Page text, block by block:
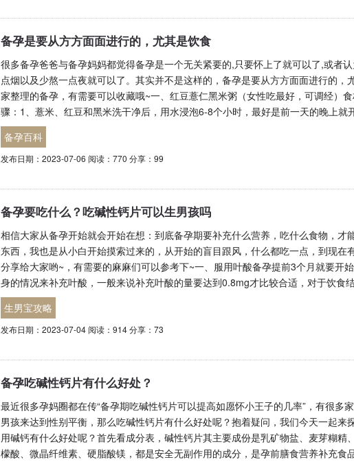
备孕是要从方方面面进行的，尤其是饮食
很多备孕爸爸与备孕妈妈都觉得备孕是一个无关紧要的,只要怀上了就可以了,或者
点烟以及少熬一点夜就可以了。其实并不是这样的，备孕是要从方方面面进行的，
家整理的备孕，有需要可以收藏哦~一、红豆薏仁黑米粥（女性吃最好，可调经）
骤：1、薏米、红豆和黑米洗干净后，用水浸泡6-8个小时，最好是前一天的晚上就
备孕百科
发布日期：2023-07-06 阅读：770 分享：99
备孕要吃什么？吃碱性钙片可以生男孩吗
相信大家从备孕开始就会开始在想：到底备孕期要补充什么营养，吃什么食物，才
东西，我也是从小白开始摸索过来的，从开始的盲目跟风，什么都吃一点，到现在
分享给大家哟~，有需要的麻麻们可以参考下~一、服用叶酸备孕提前3个月就要开
身的情况来补充叶酸，一般来说补充叶酸的量要达到0.8mg才比较合适，对于饮食
生男宝攻略
发布日期：2023-07-04 阅读：914 分享：73
备孕吃碱性钙片有什么好处？
最近很多孕妈圈都在传“备孕期吃碱性钙片可以提高如愿怀小王子的几率”，有很多
男孩来达到性别平衡，那么吃碱性钙片有什么好处呢？抱着疑问，我们今天一起来
用碱钙有什么好处呢？首先看成分表，碱性钙片其主要成份是乳矿物盐、麦芽糊精
檬酸、微晶纤维素、硬脂酸镁，都是安全无副作用的成分，是孕前膳食营养补充食